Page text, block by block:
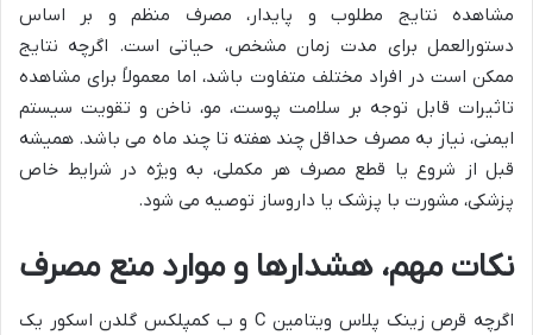
مشاهده نتایج مطلوب و پایدار، مصرف منظم و بر اساس
دستورالعمل برای مدت زمان مشخص، حیاتی است. اگرچه نتایج
ممکن است در افراد مختلف متفاوت باشد، اما معمولاً برای مشاهده
تاثیرات قابل توجه بر سلامت پوست، مو، ناخن و تقویت سیستم
ایمنی، نیاز به مصرف حداقل چند هفته تا چند ماه می باشد. همیشه
قبل از شروع یا قطع مصرف هر مکملی، به ویژه در شرایط خاص
پزشکی، مشورت با پزشک یا داروساز توصیه می شود.
نکات مهم، هشدارها و موارد منع مصرف
اگرچه قرص زینک پلاس ویتامین C و ب کمپلکس گلدن اسکور یک